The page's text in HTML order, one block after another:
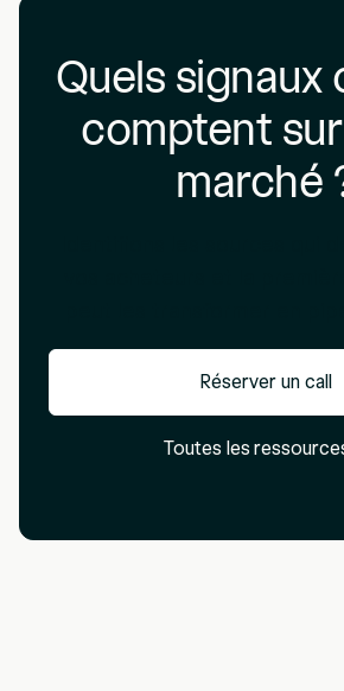
Quels signaux
comptent
marché
Réserver un call
Toutes les